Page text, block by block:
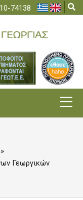
74138
Γεωργικών